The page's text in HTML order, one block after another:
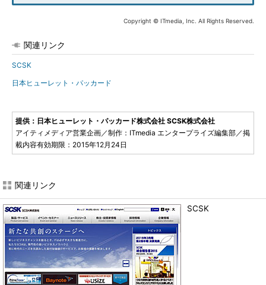
Copyright © ITmedia, Inc. All Rights Reserved.
関連リンク
SCSK
日本ヒューレット・パッカード
提供：日本ヒューレット・パッカード株式会社 SCSK株式会社
アイティメディア営業企画／制作：ITmedia エンタープライズ編集部／掲
載内容有効期限：2015年12月24日
関連リンク
SCSK